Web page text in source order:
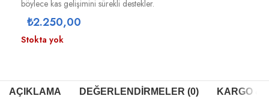
böylece kas gelişimini sürekli destekler.
₺2.250,00
Stokta yok
AÇIKLAMA DEĞERLENDIRMELER (0) KARGO &